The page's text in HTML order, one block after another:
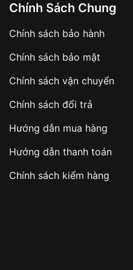
Chính Sách Chung
Chính sách bảo hành
Chính sách bảo mật
Chính sách vận chuyển
Chính sách đổi trả
Hướng dẫn mua hàng
Hướng dẫn thanh toán
Chính sách kiểm hàng